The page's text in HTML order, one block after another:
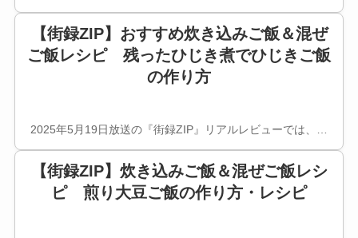
【街録ZIP】おすすめ炊き込みご飯＆混ぜ
ご飯レシピ 残ったひじき煮でひじきご飯
の作り方
2025年5月19日放送の『街録ZIP』リアルレビューでは、…
【街録ZIP】炊き込みご飯＆混ぜご飯レシ
ピ 煎り大豆ご飯の作り方・レシピ